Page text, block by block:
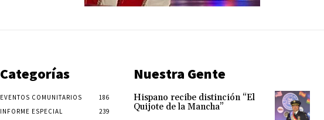
Categorías
EVENTOS COMUNITARIOS
186
INFORME ESPECIAL
239
Nuestra Gente
Hispano recibe distinción “El
Quijote de la Mancha”